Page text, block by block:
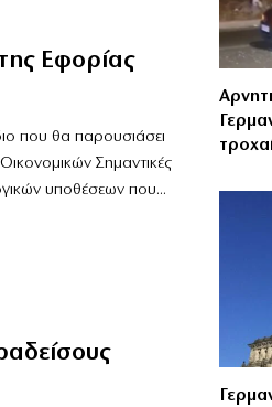
Εφορίας
που θα παρουσιάσει
Σημαντικές
υποθέσεων που...